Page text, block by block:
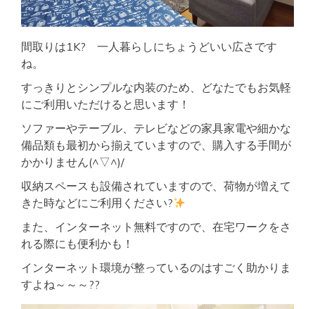
間取りは1K? 一人暮らしにちょうどいい広さです
ね。
すっきりとシンプルな内装のため、どなたでもお気軽
にご利用いただけると思います！
ソファーやテーブル、テレビなどの家具家電や細かな
備品類も最初から揃えていますので、購入する手間が
かかりません(^▽^)/
収納スペースも設備されていますので、荷物が増えて
きた時などにご利用ください?
また、インターネット無料ですので、在宅ワークをさ
れる際にも便利かも！
インターネット環境が整っているのはすごく助かりま
すよね～～～??